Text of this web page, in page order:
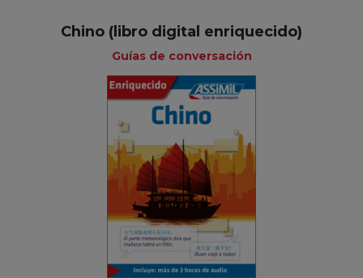
Chino (libro digital enriquecido)
Guías de conversación